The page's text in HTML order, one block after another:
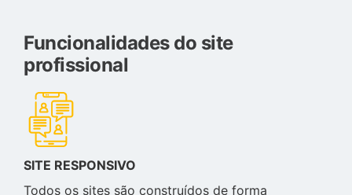
Funcionalidades do site
profissional
SITE RESPONSIVO
Todos os sites são construídos de forma